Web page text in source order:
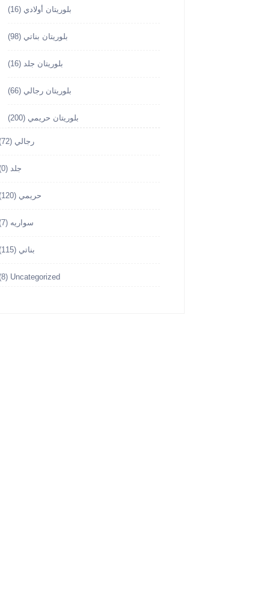
بلوريتان أولادي (16)
بلوريتان بناتي (98)
بلوريتان جلد (16)
بلوريتان رجالي (66)
بلوريتان حريمي (200)
رجالي (72)
جلد (0)
حريمي (120)
سواريه (7)
بناتي (115)
Uncategorized
(8)